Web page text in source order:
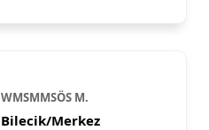
WMSMMSÖS M.
Bilecik/Merkez